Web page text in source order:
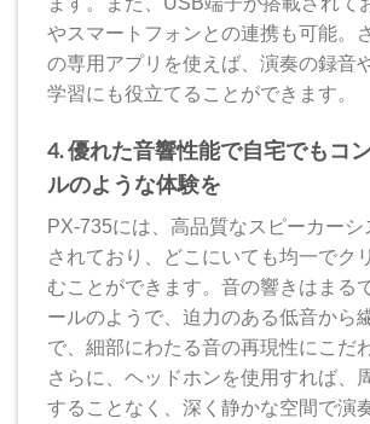
やスマートフォンとの連携も可能。
の専用アプリを使えば、演奏の録音
学習にも役立てることができます。
4. 優れた音響性能で自宅でもコ
ルのような体験を
PX-735には、高品質なスピーカーシ
されており、どこにいても均一でク
むことができます。音の響きはまる
ールのようで、迫力のある低音から
で、細部にわたる音の再現性にこだ
さらに、ヘッドホンを使用すれば、
することなく、深く静かな空間で演